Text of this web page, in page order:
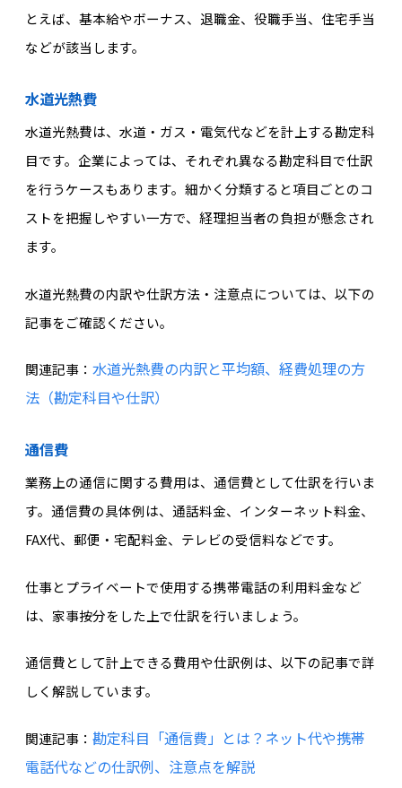
とえば、基本給やボーナス、退職金、役職手当、住宅手当
などが該当します。
水道光熱費
水道光熱費は、水道・ガス・電気代などを計上する勘定科
目です。企業によっては、それぞれ異なる勘定科目で仕訳
を行うケースもあります。細かく分類すると項目ごとのコ
ストを把握しやすい一方で、経理担当者の負担が懸念され
ます。
水道光熱費の内訳や仕訳方法・注意点については、以下の
記事をご確認ください。
関連記事： 水道光熱費の内訳と平均額、経費処理の方
法（勘定科目や仕訳）
通信費
業務上の通信に関する費用は、通信費として仕訳を行いま
す。通信費の具体例は、通話料金、インターネット料金、
FAX代、郵便・宅配料金、テレビの受信料などです。
仕事とプライベートで使用する携帯電話の利用料金など
は、家事按分をした上で仕訳を行いましょう。
通信費として計上できる費用や仕訳例は、以下の記事で詳
しく解説しています。
関連記事： 勘定科目「通信費」とは？ネット代や携帯
電話代などの仕訳例、注意点を解説